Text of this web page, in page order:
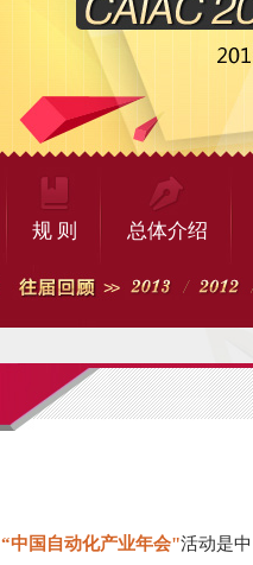
规 则 总体介绍
“中国自动化产业年会"活动是